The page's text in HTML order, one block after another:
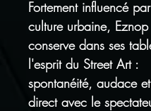
Fortement influencé
culture urbaine, Eznop
conserve dans ses
l'esprit du Street Art :
spontanéité, audace
direct avec le